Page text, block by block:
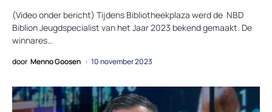
(Video onder bericht) Tijdens Bibliotheekplaza werd de NBD
Biblion Jeugdspecialist van het Jaar 2023 bekend gemaakt. De
winnares…
door Menno Goosen 10 november 2023